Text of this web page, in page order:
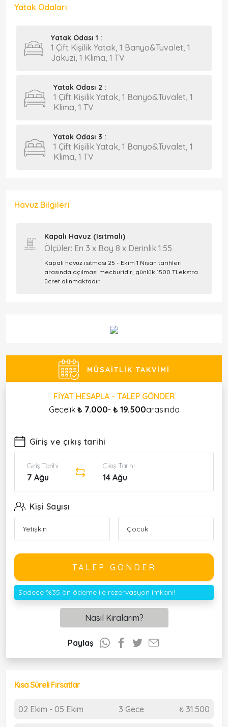
Yatak Odaları
Yatak Odası 1 :
1 Çift Kişilik Yatak, 1 Banyo&Tuvalet, 1
Jakuzi, 1 Klima, 1 TV
Yatak Odası 2 :
1 Çift Kişilik Yatak, 1 Banyo&Tuvalet, 1
Klima, 1 TV
Yatak Odası 3 :
1 Çift Kişilik Yatak, 1 Banyo&Tuvalet, 1
Klima, 1 TV
Havuz Bilgileri
Kapalı Havuz (Isıtmalı)
Ölçüler: En 3 x Boy 8 x Derinlik 1.55
Kapalı havuz ısıtması 25 - Ekim 1 Nisan tarihleri
arasında açılması mecburidir, günlük 1500 TLekstra
ücret alınmaktadır.
MÜSAITLIK TAKVIMI
FIYAT HESAPLA - TALEP GÖNDER
Gecelik ₺ 7.000- ₺ 19.500arasında
Giriş ve çıkış tarihi
Giriş Tarihi
7 Ağu
Çıkış Tarihi
14 Ağu
Kişi Sayısı
TALEP GÖNDER
Sadece %35 ön ödeme ile rezervasyon imkanı!
Nasıl Kiralarım?
Paylaş
Kısa Süreli Fırsatlar
02 Ekim - 05 Ekim 3 Gece ₺ 31.500